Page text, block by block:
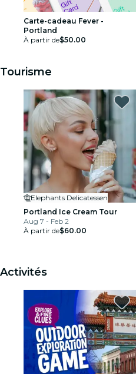
Carte-cadeau Fever -
Portland
À partir de$50.00
Tourisme
Elephants Delicatessen
Portland Ice Cream Tour
Aug 7 - Feb 2
À partir de$60.00
Activités